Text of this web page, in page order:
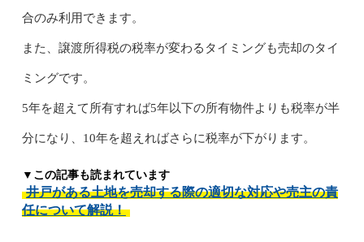
合のみ利用できます。
また、譲渡所得税の税率が変わるタイミングも売却のタイ
ミングです。
5年を超えて所有すれば5年以下の所有物件よりも税率が半
分になり、10年を超えればさらに税率が下がります。
▼この記事も読まれています
井戸がある土地を売却する際の適切な対応や売主の責
任について解説！